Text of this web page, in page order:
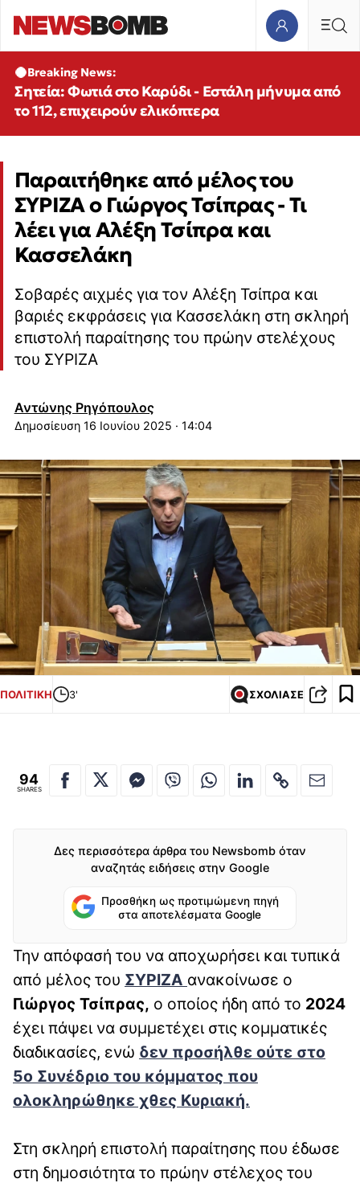
Breaking News:
Σητεία: Φωτιά στο Καρύδι - Εστάλη μήνυμα από
το 112, επιχειρούν ελικόπτερα
Παραιτήθηκε από μέλος του
ΣΥΡΙΖΑ ο Γιώργος Τσίπρας - Τι
λέει για Αλέξη Τσίπρα και
Κασσελάκη
Σοβαρές αιχμές για τον Αλέξη Τσίπρα και
βαριές εκφράσεις για Κασσελάκη στη σκληρή
επιστολή παραίτησης του πρώην στελέχους
του ΣΥΡΙΖΑ
Αντώνης Ρηγόπουλος
16 Ιουνίου 2025 · 14:04
ΠΟΛΙΤΙΚΗ 3' ΣΧΟΛΙΑΣΕ
94
SHARES
Δες περισσότερα άρθρα του Newsbomb όταν
αναζητάς ειδήσεις στην Google
Προσθήκη ως προτιμώμενη πηγή
στα αποτελέσματα Google
Την απόφασή του να αποχωρήσει και τυπικά
από μέλος του ΣΥΡΙΖΑ ανακοίνωσε ο
Γιώργος Τσίπρας, ο οποίος ήδη από το 2024
έχει πάψει να συμμετέχει στις κομματικές
διαδικασίες, ενώ δεν προσήλθε ούτε στο
5ο Συνέδριο του κόμματος που
ολοκληρώθηκε χθες Κυριακή.
Στη σκληρή επιστολή παραίτησης που έδωσε
στη δημοσιότητα το πρώην στέλεχος του